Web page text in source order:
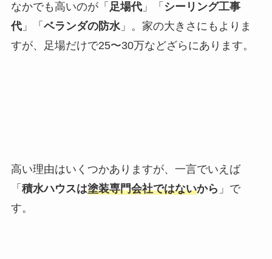
なかでも高いのが「 足場代」「 シーリング工事
代」「 ベランダの防水」。家の大きさにもよりま
すが、足場だけで25〜30万などざらにあります。
高い理由はいくつかありますが、一言でいえば
「 積水ハウスは塗装専門会社ではないから 」で
す。